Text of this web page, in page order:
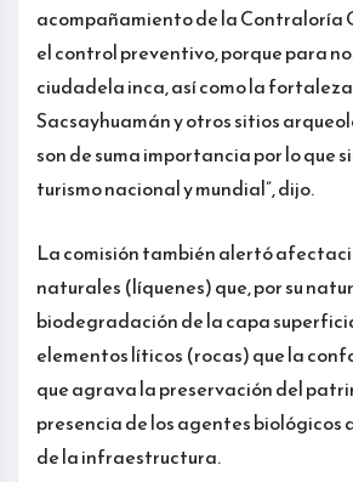
acompañamiento de la Contraloría
el control preventivo, porque para
ciudadela inca, así como la
Sacsayhuamán y otros sitios
son de suma importancia por lo que
turismo nacional y mundial”, dijo.
La comisión también alertó
naturales (líquenes) que, por su
biodegradación de la capa
elementos líticos (rocas) que la
que agrava la preservación del
presencia de los agentes
de la infraestructura.